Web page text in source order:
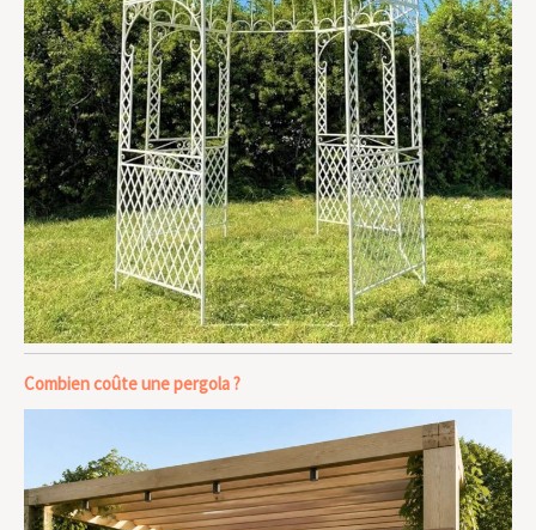
Combien coûte une pergola ?